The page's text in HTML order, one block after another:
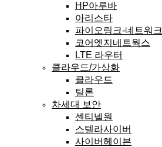
HP아루바
아리스타
파이오링크-네트워크
코어엣지네트웍스
LTE 라우터
클라우드/가상화
클라우드
틸론
차세대 보안
센티넬원
스텔라사이버
사이버헤이븐